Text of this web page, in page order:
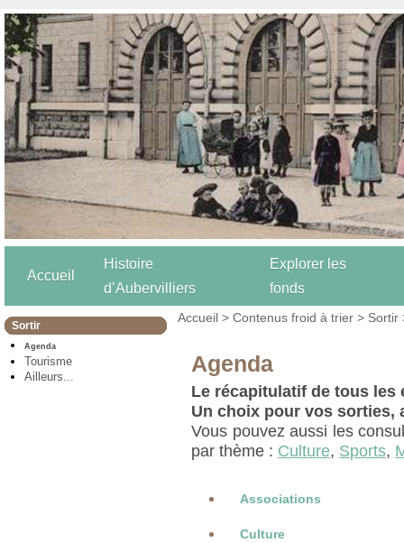
Accueil
Histoire
d’Aubervilliers
Explorer les
fonds
Sortir
Agenda
Tourisme
Ailleurs...
Accueil >Contenus froid à trier > Sortir
Agenda
Le récapitulatif de tous les
Un choix pour vos sorties,
Vous pouvez aussi les
par thème : Culture, Sports,
Associations
Culture